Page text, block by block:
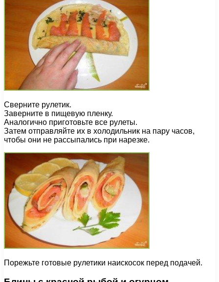
Сверните рулетик.
Заверните в пищевую пленку.
Аналогично приготовьте все рулеты.
Затем отправляйте их в холодильник на пару часов,
чтобы они не рассыпались при нарезке.
Порежьте готовые рулетики наискосок перед подачей.